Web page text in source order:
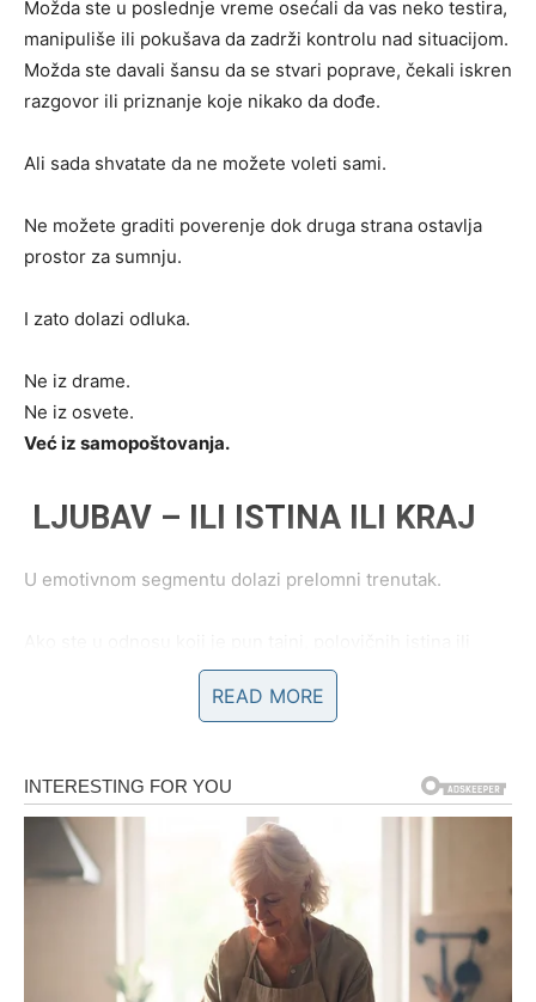
Možda ste u poslednje vreme osećali da vas neko testira,
manipuliše ili pokušava da zadrži kontrolu nad situacijom.
Možda ste davali šansu da se stvari poprave, čekali iskren
razgovor ili priznanje koje nikako da dođe.
Ali sada shvatate da ne možete voleti sami.
Ne možete graditi poverenje dok druga strana ostavlja
prostor za sumnju.
I zato dolazi odluka.
Ne iz drame.
Ne iz osvete.
Već iz samopoštovanja.
LJUBAV – ILI ISTINA ILI KRAJ
U emotivnom segmentu dolazi prelomni trenutak.
manipulacije, sada više nećete tolerisati ništa što vas čini
Ako to ne dobijete, vi odlazite. I to bez najave.
Jer kada Škorpija odluči da zatvori vrata – ona to radi
Ako ste slobodni, ali vezani za osobu koja vas drži u
READ MORE